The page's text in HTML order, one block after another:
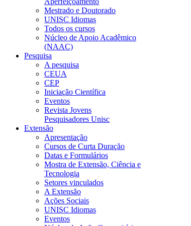
Mestrado e Doutorado
UNISC Idiomas
Todos os cursos
Núcleo de Apoio Acadêmico
(NAAC)
Pesquisa
A pesquisa
CEUA
CEP
Iniciação Científica
Eventos
Revista Jovens
Pesquisadores Unisc
Extensão
Apresentação
Cursos de Curta Duração
Datas e Formulários
Mostra de Extensão, Ciência e
Tecnologia
Setores vinculados
A Extensão
Ações Sociais
UNISC Idiomas
Eventos